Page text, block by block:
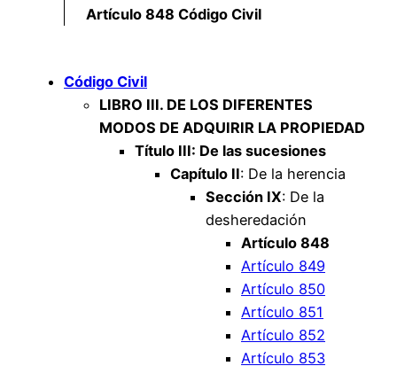
Artículo 848 Código Civil
Código Civil
LIBRO III. DE LOS DIFERENTES
MODOS DE ADQUIRIR LA PROPIEDAD
Título III: De las sucesiones
Capítulo II: De la herencia
Sección IX: De la
desheredación
Artículo 848
Artículo 849
Artículo 850
Artículo 851
Artículo 852
Artículo 853